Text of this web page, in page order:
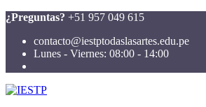
¿Preguntas? +51 957 049 615
contacto@iestptodaslasartes.edu.pe
Lunes - Viernes: 08:00 - 14:00